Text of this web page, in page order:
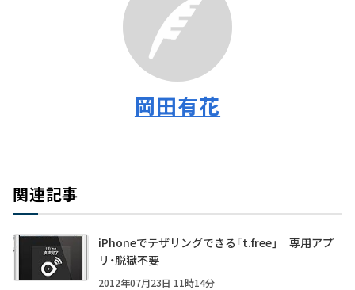
岡田有花
関連記事
iPhoneでテザリングできる「t.free」 専用アプ
リ・脱獄不要
2012年07月23日 11時14分